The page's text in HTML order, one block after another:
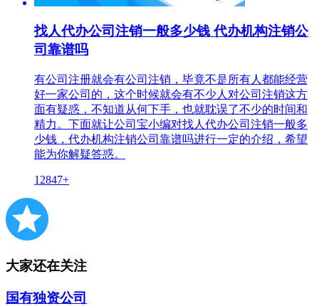
找人代办公司注销一般多少钱 代办机构注销公
司靠谱吗
有公司注册就会有公司注销，毕竟不是所有人都能经营
好一家公司的，这个时候就会有不少人对公司注销这方
面有疑惑，不知道从何下手，也就耽误了不少的时间和
精力。下面就让公司宝小编对找人代办公司注销一般多
少钱，代办机构注销公司靠谱吗进行一定的介绍，希望
能为你解疑答惑。
12847+
大家还在关注
国有独资公司